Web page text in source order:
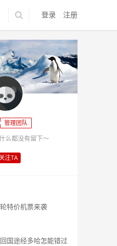
登录 注册
管理团队
么都没有留下～
注TA
特价机票来袭
国途经多哈怎能错过